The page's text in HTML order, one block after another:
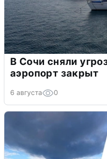
В Сочи сняли
аэропорт закрыт
6 августа 0